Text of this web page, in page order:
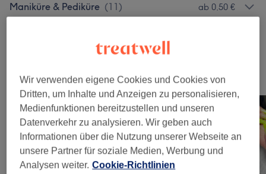
Maniküre & Pediküre (11) ab 0,50 €
Unsere Arbeit
Bild anklicken für weitere Details
Wir verwenden eigene Cookies und Cookies von
Dritten, um Inhalte und Anzeigen zu personalisieren,
Medienfunktionen bereitzustellen und unseren
Datenverkehr zu analysieren. Wir geben auch
Informationen über die Nutzung unserer Webseite an
unsere Partner für soziale Medien, Werbung und
Analysen weiter. Cookie-Richtlinien